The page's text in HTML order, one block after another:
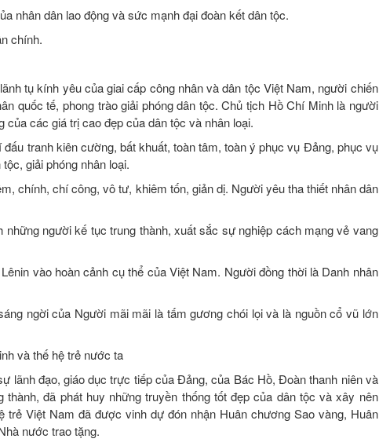
nhân dân lao động và sức mạnh đại đoàn kết dân tộc.
chính.
tụ kính yêu của giai cấp công nhân và dân tộc Việt Nam, người chiến
quốc tế, phong trào giải phóng dân tộc. Chủ tịch Hồ Chí Minh là người
các giá trị cao đẹp của dân tộc và nhân loại.
tranh kiên cường, bất khuất, toàn tâm, toàn ý phục vụ Đảng, phục vụ
giải phóng nhân loại.
chính, chí công, vô tư, khiêm tốn, giản dị. Người yêu tha thiết nhân dân
người kế tục trung thành, xuất sắc sự nghiệp cách mạng vẻ vang
vào hoàn cảnh cụ thể của Việt Nam. Người đồng thời là Danh nhân
ngời của Người mãi mãi là tấm gương chói lọi và là nguồn cổ vũ lớn
và thế hệ trẻ nước ta
lãnh đạo, giáo dục trực tiếp của Đảng, của Bác Hồ, Đoàn thanh niên và
đã phát huy những truyền thống tốt đẹp của dân tộc và xây nên
Việt Nam đã được vinh dự đón nhận Huân chương Sao vàng, Huân
nước trao tặng.